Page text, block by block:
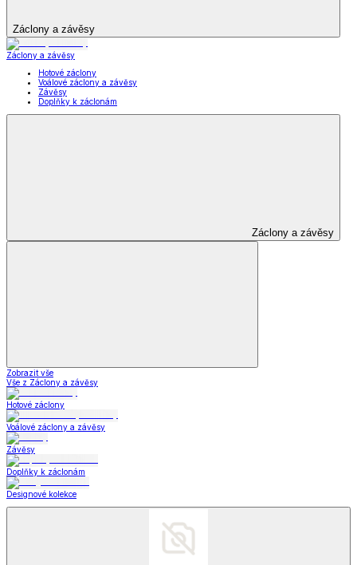
Záclony a závěsy
Záclony a závěsy
Hotové záclony
Voálové záclony a závěsy
Závěsy
Doplňky k záclonám
Záclony a závěsy
Zobrazit vše
Vše z Záclony a závěsy
Hotové záclony
Voálové záclony a závěsy
Závěsy
Doplňky k záclonám
Designové kolekce